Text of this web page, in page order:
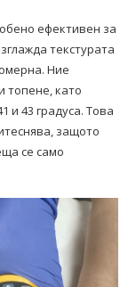
ефективен за
текстурата
Ние
топене, като
и 43 градуса. Това
защото
се само